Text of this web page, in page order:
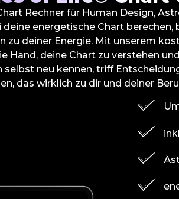
Rechner für Human Design,
deine energetische Chart
zu deiner Energie. Mit unserem
Hand, deine Chart zu verstehen
selbst neu kennen, triff
das wirklich zu dir und deiner